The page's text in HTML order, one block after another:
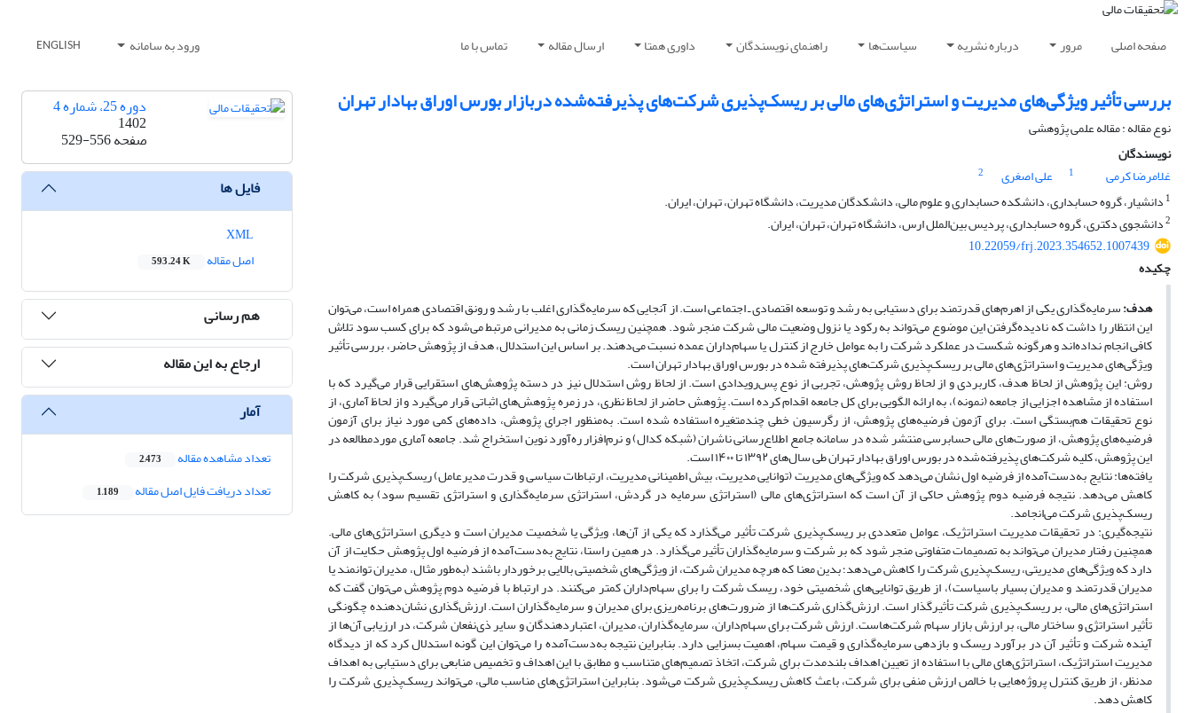
صفحه اصلی مرور درباره نشریه سیاست‌ها راهنمای نویسندگان داوری همتا ارسال مقاله تماس با ما ورود به سامانه ENGLISH
بررسی تأثیر ویژگی‌های مدیریت و استراتژی‌های مالی بر ریسک‌پذیری شرکت‌های پذیرفته‌شده دربازار بورس اوراق بهادار تهران
نوع مقاله : مقاله علمی پژوهشی
نویسندگان
غلامرضا کرمی
1 علی اصغری
2
1 دانشیار، گروه حسابداری، دانشکده حسابداری و علوم مالی، دانشکدگان مدیریت، دانشگاه تهران، تهران، ایران.
2دانشجوی دکتری، گروه حسابداری، پردیس بین‌الملل ارس، دانشگاه تهران، تهران، ایران.
10.22059/frj.2023.354652.1007439
چکیده
هدف:سرمایه‌گذاری یکی از اهرم‌های قدرتمند برای دستیابی به رشد و توسعه اقتصادی ـ اجتماعی است. از آنجایی که سرمایه‌گذاری اغلب با رشد و رونق اقتصادی همراه است، می‌توان
این انتظار را داشت که نادیده‌گرفتن این موضوع می‌تواند به رکود یا نزول وضعیت مالی شرکت منجر شود. همچنین ریسک زمانی به مدیرانی مرتبط می‌شود که برای کسب سود تلاش
کافی انجام نداده‌اند و هرگونه شکست در عملکرد شرکت را به عوامل خارج از کنترل یا سهام‌داران عمده نسبت می‌دهند. بر اساس این استدلال، هدف از پژوهش حاضر، بررسی تأثیر
ویژگی‌های مدیریت و استراتژی‌های مالی بر ریسک‌پذیری شرکت‌های پذیرفته شده در بورس اوراق بهادار تهران است.
روش: این پژوهش از لحاظ هدف، کاربردی و از لحاظ روش پژوهش، تجربی از نوع پس‌رویدادی است. از لحاظ روش استدلال نیز در دسته پژوهش‌های استقرایی قرار می‌گیرد که با
استفاده از مشاهده اجزایی از جامعه (نمونه)، به ارائه الگویی برای کل جامعه اقدام کرده است. پژوهش حاضر از لحاظ نظری، در زمره پژوهش‌های اثباتی قرار می‌گیرد و از لحاظ آماری، از
نوع تحقیقات هم‌بستگی است. برای آزمون فرضیه‌های پژوهش، از رگرسیون خطی چندمتغیره استفاده شده است. به‌منظور اجرای پژوهش، داده‌های کمی مورد نیاز برای آزمون
فرضیه‌های پژوهش، از صورت‌های مالی حسابرسی منتشر شده در سامانه جامع اطلاع‌رسانی ناشران (شبکه کدال) و نرم‌افزار ره‌آورد نوین استخراج شد. جامعه آماری موردمطالعه در
این پژوهش، کلیه شرکت‌های پذیرفته‌شده در بورس اوراق بهادار تهران طی سال‌های ۱۳۹۲ تا ۱۴۰۰ است.
یافته‌ها: نتایج به‌دست‌آمده از فرضیه اول نشان می‌دهد که ویژگی‌های مدیریت (توانایی مدیریت، بیش اطمینانی مدیریت، ارتباطات سیاسی و قدرت مدیرعامل) ریسک‌پذیری شرکت را
کاهش می‌دهد. نتیجه فرضیه دوم پژوهش حاکی از آن است که استراتژی‌های مالی (استراتژی سرمایه در گردش، استراتژی سرمایه‌گذاری و استراتژی تقسیم سود) به کاهش
ریسک‌پذیری شرکت می‌انجامد.
نتیجه‌گیری: در تحقیقات مدیریت استراتژیک، عوامل متعددی بر ریسک‌پذیری شرکت تأثیر می‌گذارد که یکی از آن‌ها، ویژگی یا شخصیت مدیران است و دیگری استراتژی‌های مالی.
همچنین رفتار مدیران می‌تواند به تصمیمات متفاوتی منجر شود که بر شرکت و سرمایه‌گذاران تأثیر می‌گذارد. در همین راستا، نتایج به‌دست‌آمده از فرضیه اول پژوهش حکایت از آن
دارد که ویژگی‌های مدیریتی، ریسک‌پذیری شرکت را کاهش می‌دهد؛ بدین معنا که هرچه مدیران شرکت، از ویژگی‌های شخصیتی بالایی برخوردار باشند (به‌طور مثال، مدیران توانمند یا
مدیران قدرتمند و مدیران بسیار باسیاست)، از طریق توانایی‌های شخصیتی خود، ریسک شرکت را برای سهام‌داران کمتر می‌کنند. در ارتباط با فرضیه دوم پژوهش می‌توان گفت که
استراتژی‌های مالی، بر ریسک‌پذیری شرکت تأثیرگذار است. ارزش‌گذاری شرکت‌ها از ضرورت‌های برنامه‌ریزی برای مدیران و سرمایه‌گذاران است. ارزش‌گذاری نشان‌دهنده چگونگی
تأثیر استراتژی و ساختار مالی، بر ارزش بازار سهام شرکت‌هاست. ارزش شرکت برای سهام‌داران، سرمایه‌گذاران، مدیران، اعتباردهندگان و سایر ذی‌نفعان شرکت، در ارزیابی آن‌ها از
آینده شرکت و تأثیر آن در برآورد ریسک و بازدهی سرمایه‌گذاری و قیمت سهام، اهمیت بسزایی دارد. بنابراین نتیجه به‌دست‌آمده را می‌توان این گونه استدلال کرد که از دیدگاه
مدیریت استراتژیک، استراتژی‌های مالی با استفاده از تعیین اهداف بلندمدت برای شرکت، اتخاذ تصمیم‌های متناسب و مطابق با این اهداف و تخصیص منابعی برای دستیابی به اهداف
مدنظر، از طریق کنترل پروژه‌هایی با خالص ارزش منفی برای شرکت، باعث کاهش ریسک‌پذیری شرکت می‌شود. بنابراین استراتژی‌های مناسب مالی، می‌تواند ریسک‌پذیری شرکت را
کاهش دهد.
دوره 25، شماره 4
1402
صفحه529-556
فایل ها
اصل مقاله
593.24 K
هم رسانی
ارجاع به این مقاله
آمار
تعداد مشاهده مقاله 2,473
تعداد دریافت فایل اصل مقاله 1,189